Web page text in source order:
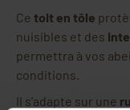
Ce toit en tôle
nuisibles et des
permettra à vos
conditions.
Il s'adapte sur une